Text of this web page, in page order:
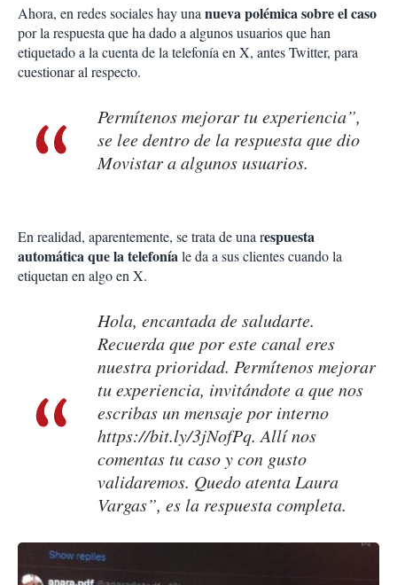
Ahora, en redes sociales hay unanueva polémica sobre el caso
por la respuesta que ha dado a algunos usuarios que han
etiquetado a la cuenta de la telefonía en X, antes Twitter, para
cuestionar al respecto.
Permítenos mejorar tu experiencia”,
se lee dentro de la respuesta que dio
Movistar a algunos usuarios.
En realidad, aparentemente, se trata de una respuesta
automática que la telefoníale da a sus clientes cuando la
etiquetan en algo en X.
Hola, encantada de saludarte.
Recuerda que por este canal eres
nuestra prioridad. Permítenos mejorar
tu experiencia, invitándote a que nos
escribas un mensaje por interno
https://bit.ly/3jNofPq. Allí nos
comentas tu caso y con gusto
validaremos. Quedo atenta Laura
Vargas”, es la respuesta completa.